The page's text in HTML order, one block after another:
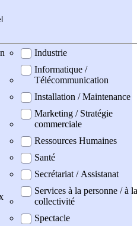
Industrie
Informatique /
Télécommunication
Installation / Maintenance
Marketing / Stratégie
commerciale
Ressources Humaines
Santé
Secrétariat / Assistanat
Services à la personne / à la
collectivité
Spectacle